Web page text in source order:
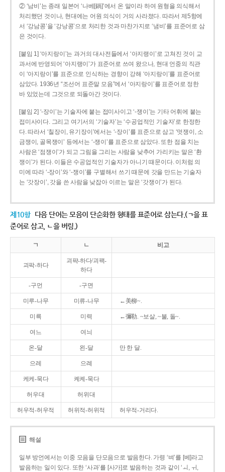
② ‘남비’는 종래 일본어 ‘나베[鍋]’에서 온 말이라 하여 원형을 의식해서
처리했던 것이나, 현대에는 어원 의식이 거의 사라졌다. 따라서 제5항에
서 ‘강남콩’을 ‘강낭콩’으로 처리한 것과 마찬가지로 ‘냄비’를 표준어로 삼
은 것이다.
[붙임 1] ‘아지랑이’는 과거의 대사전들에서 ‘아지랭이’로 고쳐진 것이 교
과서에 반영되어 ‘아지랭이’가 표준어로 쓰여 왔으나, 현대 언중의 직관
이 ‘아지랑이’를 표준으로 인식하는 경향이 강해 ‘아지랑이’를 표준어로
삼았다. 1936년 “조선어 표준말 모음”에서 ‘아지랑이’를 표준어로 정한
바 있었는데 그것으로 되돌아간 것이다.
[붙임 2] ‘-장이’는 기술자에 붙는 접미사이고 ‘-쟁이’는 기타 어휘에 붙는
접미사이다. 그리고 여기서의 ‘기술자’는 ‘수공업적인 기술자’로 한정한
다. 따라서 ‘칠장이, 유기장이’에서는 ‘-장이’를 표준으로 삼고 ‘멋쟁이, 소
금쟁이, 골목쟁이’ 등에서는 ‘-쟁이’를 표준으로 삼았다. 또한 점을 치는
사람은 ‘점쟁이’가 되고 그림을 그리는 사람을 낮추어 가리키는 말은 ‘환
쟁이’가 된다. 이들은 수공업적인 기술자가 아니기 때문이다. 이처럼 의
미에 따라 ‘-장이’와 ‘-쟁이’를 구별해서 쓰기 때문에 갓을 만드는 기술자
는 ‘갓장이’, 갓을 쓴 사람을 낮잡아 이르는 말은 ‘갓쟁이’가 된다.
제10항 다음 단어는 모음이 단순화한 형태를 표준어로 삼는다.(ㄱ을 표
준어로 삼고, ㄴ을 버림.)
ㄱ ㄴ 비고
괴팍-하다
괴퍅-하다/괴팩-
하다
-구먼 -구면
미루-나무 미류-나무 ←美柳~.
미륵 미력 ←彌勒. ~보살, ~불, 돌~.
여느 여늬
온-달 왼-달 만 한 달.
으레 으례
케케-묵다 켸켸-묵다
허우대 허위대
허우적-허우적 허위적-허위적 허우적-거리다.
해설
일부 방언에서는 이중 모음을 단모음으로 발음한다. 가령 ‘벼’를 [베]라고
발음하는 일이 있다. 또한 ‘사과’를 [사가]로 발음하는 것과 같이 ‘ㅚ, ㅟ,